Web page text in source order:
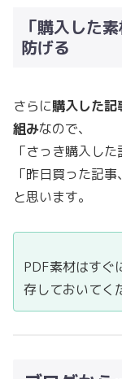
「購入した
防げる
さらに購入した
組みなので、
「さっき購入し
「昨日買った記
と思います。
PDF素材はすぐ
存しておいてく